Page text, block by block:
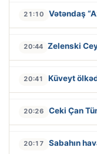
21:10 Vətəndaş
20:44 Zelenski
20:41 Küveyt
20:26 Ceki Çan
20:17 Sabahın